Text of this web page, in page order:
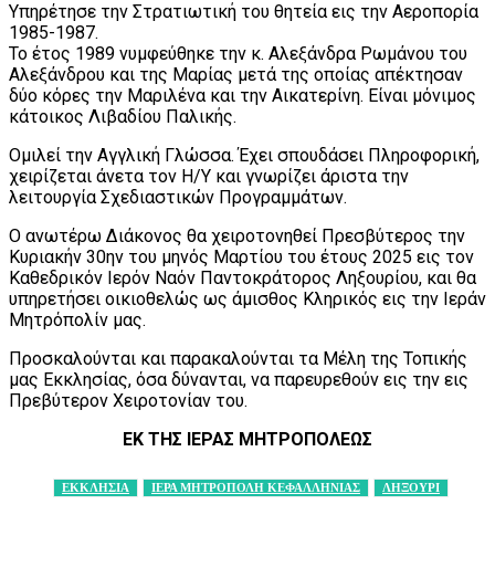
Υπηρέτησε την Στρατιωτική του θητεία εις την Αεροπορία
1985-1987.
Το έτος 1989 νυμφεύθηκε την κ. Αλεξάνδρα Ρωμάνου του
Αλεξάνδρου και της Μαρίας μετά της οποίας απέκτησαν
δύο κόρες την Μαριλένα και την Αικατερίνη. Είναι μόνιμος
κάτοικος Λιβαδίου Παλικής.
Ομιλεί την Αγγλική Γλώσσα. Έχει σπουδάσει Πληροφορική,
χειρίζεται άνετα τον Η/Υ και γνωρίζει άριστα την
λειτουργία Σχεδιαστικών Προγραμμάτων.
Ο ανωτέρω Διάκονος θα χειροτονηθεί Πρεσβύτερος την
Κυριακήν 30ην του μηνός Μαρτίου του έτους 2025 εις τον
Καθεδρικόν Ιερόν Ναόν Παντοκράτορος Ληξουρίου, και θα
υπηρετήσει οικιοθελώς ως άμισθος Κληρικός εις την Ιεράν
Μητρόπολίν μας.
Προσκαλούνται και παρακαλούνται τα Μέλη της Τοπικής
μας Εκκλησίας, όσα δύνανται, να παρευρεθούν εις την εις
Πρεβύτερον Χειροτονίαν του.
ΕΚ ΤΗΣ ΙΕΡΑΣ ΜΗΤΡΟΠΟΛΕΩΣ
ΕΚΚΛΗΣΙΑ ΙΕΡΑ ΜΗΤΡΟΠΟΛΗ ΚΕΦΑΛΛΗΝΙΑΣ ΛΗΞΟΥΡΙ